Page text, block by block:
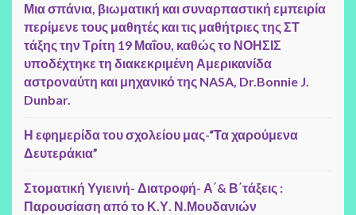
Μια σπάνια, βιωματική και συναρπαστική εμπειρία
περίμενε τους μαθητές και τις μαθήτριες της ΣΤ
τάξης την Τρίτη 19 Μαΐου, καθώς το ΝΟΗΣΙΣ
υποδέχτηκε τη διακεκριμένη Αμερικανίδα
αστροναύτη και μηχανικό της NASA, Dr.Bonnie J.
Dunbar.
Η εφημερίδα του σχολείου μας-“Τα χαρούμενα
Δευτεράκια”
Στοματική Υγιεινή- Διατροφή- Α΄& Β΄τάξεις :
Παρουσίαση από το Κ.Υ. Ν.Μουδανιών